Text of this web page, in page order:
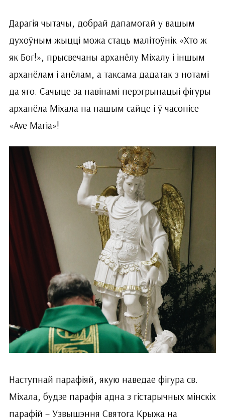
Дарагія чытачы, добрай дапамогай у вашым
духоўным жыцці можа стаць малітоўнік «Хто ж
як Бог!», прысвечаны арханёлу Міхалу і іншым
арханёлам і анёлам, а таксама дадатак з нотамі
да яго. Сачыце за навінамі перэгрынацыі фігуры
арханёла Міхала на нашым сайце і ў часопісе
«Ave Maria»!
Наступнай парафіяй, якую наведае фігура св.
Міхала, будзе парафія адна з гістарычных мінскіх
парафій – Узвышэння Святога Крыжа на